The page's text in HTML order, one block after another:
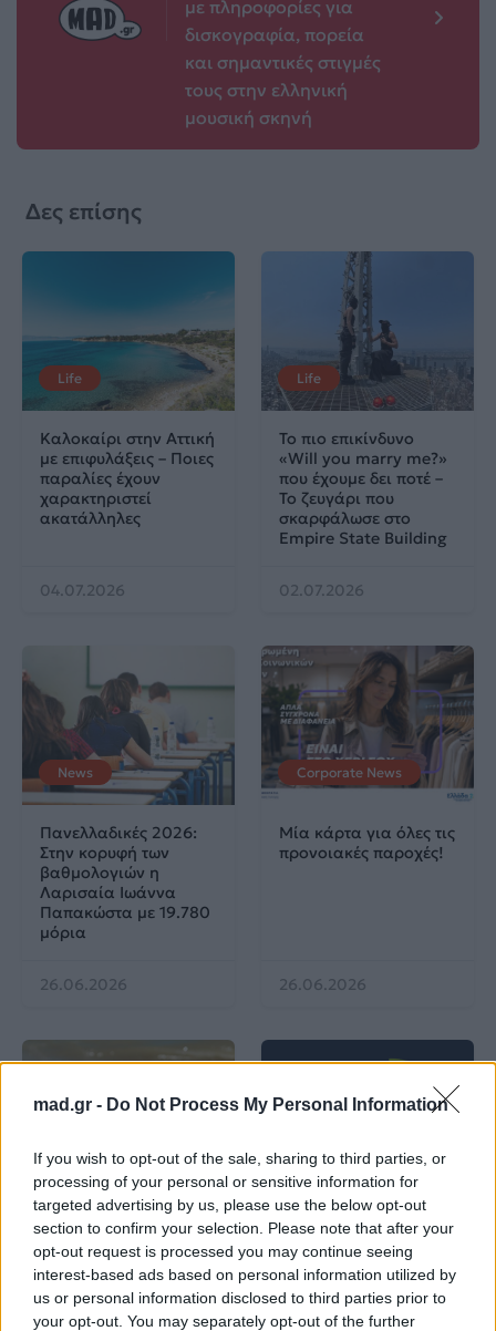
mad.gr - Do Not Process My Personal Information
If you wish to opt-out of the sale, sharing to third parties, or
processing of your personal or sensitive information for
targeted advertising by us, please use the below opt-out
section to confirm your selection. Please note that after your
opt-out request is processed you may continue seeing
interest-based ads based on personal information utilized by
us or personal information disclosed to third parties prior to
your opt-out. You may separately opt-out of the further
με πληροφορίες για
δισκογραφία, πορεία
και σημαντικές στιγμές
τους στην ελληνική
μουσική σκηνή
Δες επίσης
Life
Καλοκαίρι στην Αττική
με επιφυλάξεις – Ποιες
παραλίες έχουν
χαρακτηριστεί
ακατάλληλες
04.07.2026
Life
Το πιο επικίνδυνο
«Will you marry me?»
που έχουμε δει ποτέ –
Το ζευγάρι που
σκαρφάλωσε στο
Empire State Building
02.07.2026
News
Πανελλαδικές 2026:
Στην κορυφή των
βαθμολογιών η
Λαρισαία Ιωάννα
Παπακώστα με 19.780
μόρια
26.06.2026
Corporate News
Μία κάρτα για όλες τις
προνοιακές παροχές!
26.06.2026
Life
Πού να μην
κολυμπήσεις στην
Αττική: Οι 29
ακατάλληλες παραλίες
Life
AKTOR: Δίπλα στους
νέους επιστήμονες με
το πρόγραμμα
υποτροφιών
AKTOR4TheFuture